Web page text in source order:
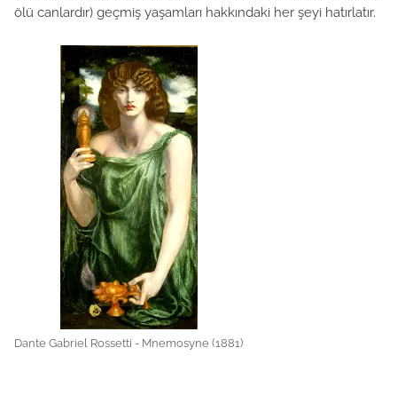
ölü canlardır) geçmiş yaşamları hakkındaki her şeyi hatırlatır.
Dante Gabriel Rossetti - Mnemosyne (1881)